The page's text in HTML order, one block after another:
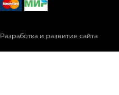
Разработка и развитие сайта